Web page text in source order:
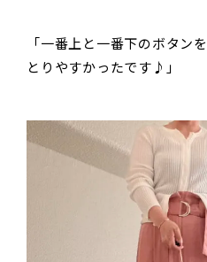
「一番上と一番下のボタン
とりやすかったです♪」